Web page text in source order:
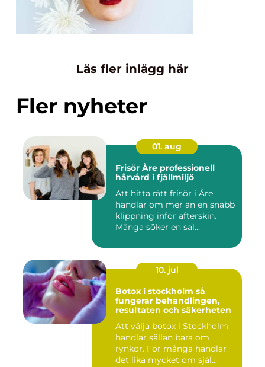
Läs fler inlägg här
Fler nyheter
01. aug
Frisör Åre professionell
hårvård i fjällmiljö
Att hitta rätt frisör i Åre
handlar om mer än en snabb
klippning inför afterskin.
Många söker en sal...
10. jul
Botox i stockholm så
fungerar behandlingen,
resultaten och säkerheten
Att välja botox i Stockholm
handlar sällan bara om
rynkor. För många handlar
det lika mycket om själ...